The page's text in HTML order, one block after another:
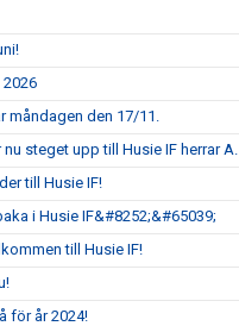
2026
måndagen den 17/11.
steget upp till Husie IF herrar A.
till Husie IF!
i Husie IF&#8252;&#65039;
till Husie IF!
för år 2024!